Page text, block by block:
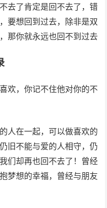
去了肯定是回不去了，错
要想回到过去，除非是双
那你就永远也回不到过去
欢，你记不住他对你的不
人在一起，可以做喜欢的
旧不能与爱的人相守，仍
们却再也回不去了！曾经
梦想的幸福，曾经与朋友